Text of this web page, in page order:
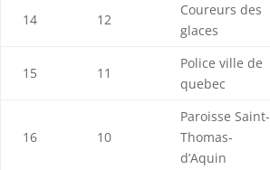
14 12
Coureurs des
glaces
15 11
Police ville de
quebec
16 10
Paroisse Saint-
Thomas-
d’Aquin